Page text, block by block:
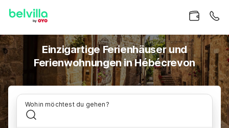
Einzigartige Ferienhäuser und
Ferienwohnungen in Hébécrevon
Wohin möchtest du gehen?